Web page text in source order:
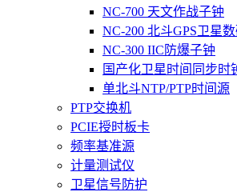
NC-700 天文作战子钟
NC-200 北斗GPS卫星
NC-300 IIC防爆子钟
国产化卫星时间同步时
单北斗NTP/PTP时间源
PTP交换机
PCIE授时板卡
频率基准源
计量测试仪
卫星信号防护